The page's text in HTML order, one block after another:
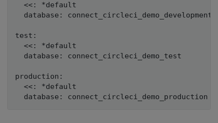
  <<: *default
  database: connect_circleci_demo_development
test:
  <<: *default
  database: connect_circleci_demo_test
production:
  <<: *default